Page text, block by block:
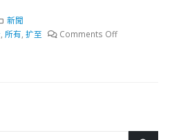
新聞
所有 扩至 Comments Off